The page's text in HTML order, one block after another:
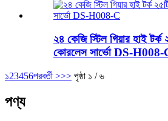
২৪ কেজি স্টিল গিয়ার হাই টর্ক
কোরলেস সার্ভো DS-H008-
১23456পরবর্তী >>> পৃষ্ঠা ১ / ৬
পণ্য